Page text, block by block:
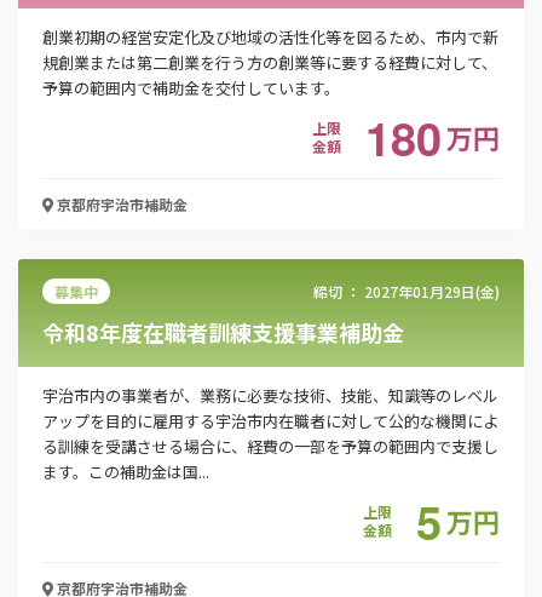
電話番号
「PDF資料ダウンロード」ボタンを押下した時点
に同意したものとみなさ
創業初期の経営安定化及び地域の活性化等を図るため、市内で新
規創業または第二創業を行う方の創業等に要する経費に対して、
予算の範囲内で補助金を交付しています。
上限
金額
180万円
京都府宇治市補助金
募集中 締切 ： 2027年01月29日(金)
令和8年度在職者訓練支援事業補助金
宇治市内の事業者が、業務に必要な技術、技能、知識等のレベル
アップを目的に雇用する宇治市内在職者に対して公的な機関によ
る訓練を受講させる場合に、経費の一部を予算の範囲内で支援し
ます。この補助金は国...
上限
金額
5万円
京都府宇治市補助金